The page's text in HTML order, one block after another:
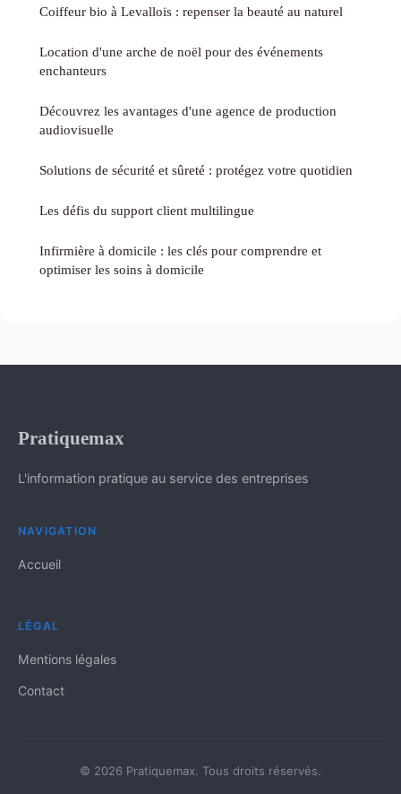
Coiffeur bio à Levallois : repenser la beauté au naturel
Location d'une arche de noël pour des événements
enchanteurs
Découvrez les avantages d'une agence de production
audiovisuelle
Solutions de sécurité et sûreté : protégez votre quotidien
Les défis du support client multilingue
Infirmière à domicile : les clés pour comprendre et
optimiser les soins à domicile
Pratiquemax
L'information pratique au service des entreprises
NAVIGATION
Accueil
LÉGAL
Mentions légales
Contact
© 2026 Pratiquemax. Tous droits réservés.